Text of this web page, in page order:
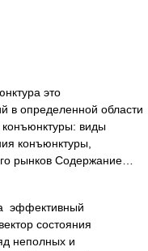
это
в определенной области
конъюнктуры: виды
конъюнктуры,
рынков Содержание…
эффективный
состояния
неполных и